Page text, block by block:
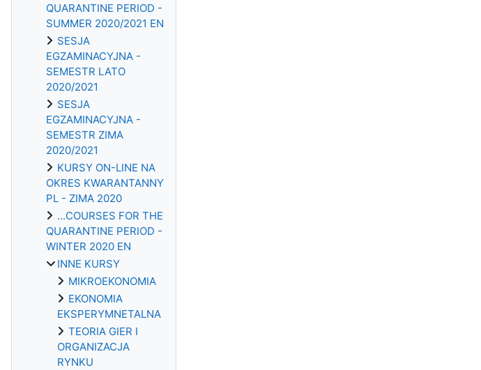
QUARANTINE PERIOD -
SUMMER 2020/2021 EN
SESJA
EGZAMINACYJNA -
SEMESTR LATO
2020/2021
SESJA
EGZAMINACYJNA -
SEMESTR ZIMA
2020/2021
KURSY ON-LINE NA
OKRES KWARANTANNY
PL - ZIMA 2020
...COURSES FOR THE
QUARANTINE PERIOD -
WINTER 2020 EN
INNE KURSY
MIKROEKONOMIA
EKONOMIA
EKSPERYMNETALNA
TEORIA GIER I
ORGANIZACJA
RYNKU